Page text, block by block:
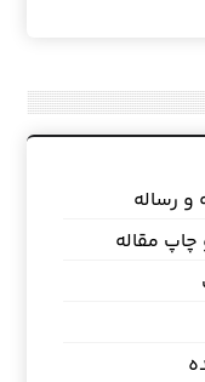
و رساله
مقاله